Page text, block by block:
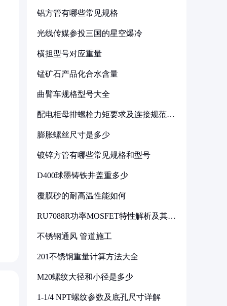
铝方管有哪些常见规格
光线传媒参投三国的星空爆冷
横担型号对应重量
锰矿石产品化合水含量
曲臂车规格型号大全
配电柜母排螺栓力矩要求及连接规范详
膨胀螺丝尺寸是多少
镀锌方管有哪些常见规格和型号
D400球墨铸铁井盖重多少
覆膜砂的耐高温性能如何
RU7088R功率MOSFET特性解析及其在
不锈钢通风 管道施工
201不锈钢重量计算方法大全
M20螺纹大径和小径是多少
1-1/4 NPT螺纹参数及底孔尺寸详解